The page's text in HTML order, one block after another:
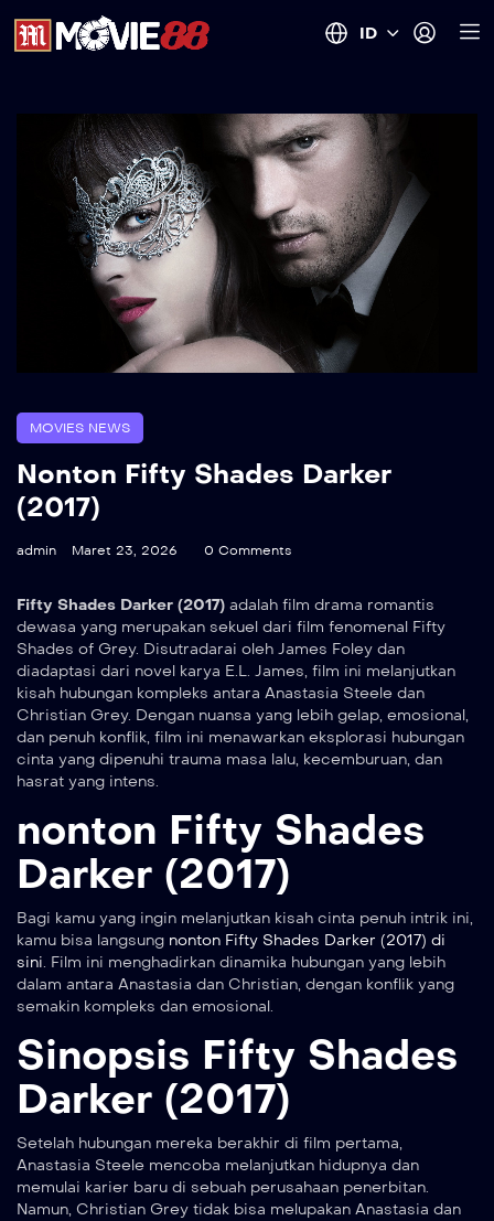
ID
MOVIES NEWS
Nonton Fifty Shades Darker
(2017)
admin Maret 23, 2026 0 Comments
Fifty Shades Darker (2017) adalah film drama romantis
dewasa yang merupakan sekuel dari film fenomenal Fifty
Shades of Grey. Disutradarai oleh James Foley dan
diadaptasi dari novel karya E.L. James, film ini melanjutkan
kisah hubungan kompleks antara Anastasia Steele dan
Christian Grey. Dengan nuansa yang lebih gelap, emosional,
dan penuh konflik, film ini menawarkan eksplorasi hubungan
cinta yang dipenuhi trauma masa lalu, kecemburuan, dan
hasrat yang intens.
nonton Fifty Shades
Darker (2017)
Bagi kamu yang ingin melanjutkan kisah cinta penuh intrik ini,
kamu bisa langsung nonton Fifty Shades Darker (2017) di
sini. Film ini menghadirkan dinamika hubungan yang lebih
dalam antara Anastasia dan Christian, dengan konflik yang
semakin kompleks dan emosional.
Sinopsis Fifty Shades
Darker (2017)
Setelah hubungan mereka berakhir di film pertama,
Anastasia Steele mencoba melanjutkan hidupnya dan
memulai karier baru di sebuah perusahaan penerbitan.
Namun, Christian Grey tidak bisa melupakan Anastasia dan